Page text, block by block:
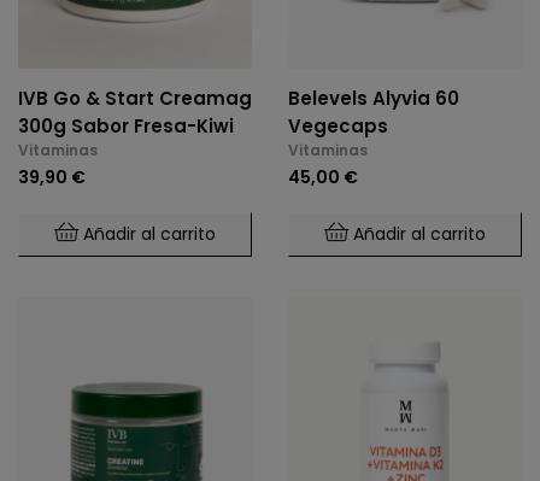
IVB Go & Start Creamag
300g Sabor Fresa-Kiwi
Vitaminas
39,90 €
Añadir al carrito
Belevels Alyvia 60
Vegecaps
Vitaminas
45,00 €
Añadir al carrito